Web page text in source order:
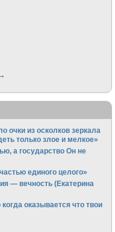
очки из осколков зеркала
только злое и мелкое»
а государство Он не
единого целого»
— вечность (Екатерина
оказывается что твои